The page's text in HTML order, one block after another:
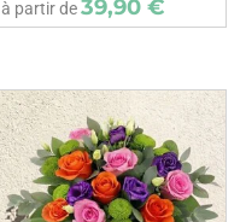
à partir de39,90 €